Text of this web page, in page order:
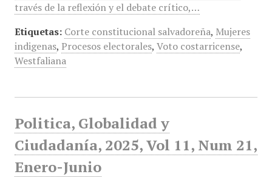
través de la reflexión y el debate crítico,…
Etiquetas: Corte constitucional salvadoreña, Mujeres
indigenas, Procesos electorales, Voto costarricense,
Westfaliana
Politica, Globalidad y
Ciudadanía, 2025, Vol 11, Num 21,
Enero-Junio